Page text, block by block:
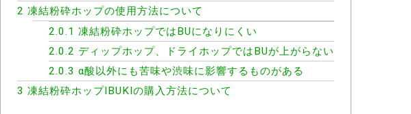
2 凍結粉砕ホップの使用方法について
2.0.1 凍結粉砕ホップではBUになりにくい
2.0.2 ディップホップ、ドライホップではBUが上がらない
2.0.3 α酸以外にも苦味や渋味に影響するものがある
3 凍結粉砕ホップIBUKIの購入方法について